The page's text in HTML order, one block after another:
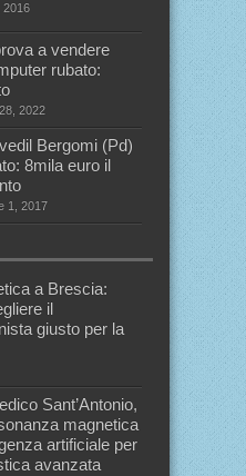
2016
a vendere
rubato:
2022
Bergomi (Pd)
8mila euro il
1, 2017
a Brescia:
il
giusto per la
Sant’Antonio,
magnetica
artificiale per
avanzata